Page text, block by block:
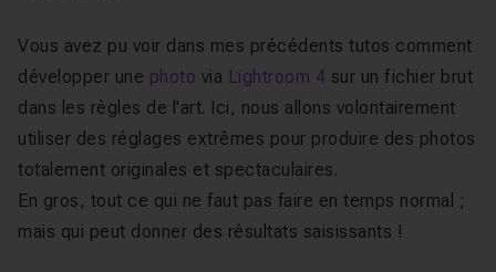
Vous avez pu voir dans mes précédents tutos comment
développer une photo via Lightroom 4 sur un fichier brut
dans les règles de l'art. Ici, nous allons volontairement
utiliser des réglages extrêmes pour produire des photos
totalement originales et spectaculaires.
En gros, tout ce qui ne faut pas faire en temps normal ;
mais qui peut donner des résultats saisissants !